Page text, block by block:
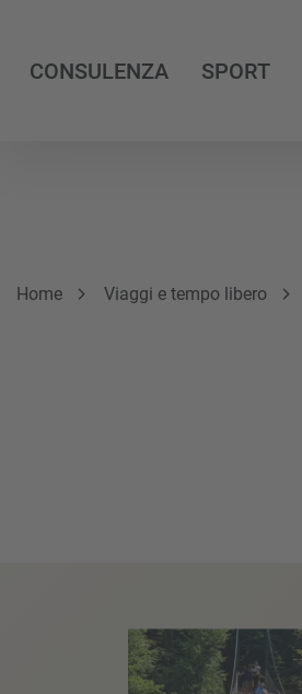
CONSULENZA SPORT
Breadcrumb
Sei qui:
Home Viaggi e tempo libero